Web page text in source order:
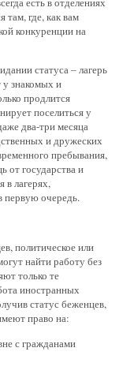
где, как вам
конкуренции на
статуса – лагерь
знакомых и
продлится
поселиться у
два-три месяца
и дружеских
пребывания,
от государства и
лагерях,
первую очередь.
политическое или
найти работу без
только те
иностранных
статус беженцев,
право на:
с гражданами